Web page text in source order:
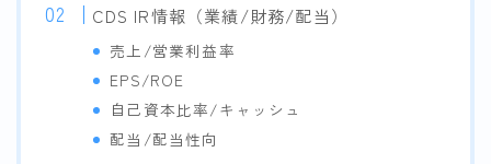
CDS IR情報（業績/財務/配当）
売上/営業利益率
EPS/ROE
自己資本比率/キャッシュ
配当/配当性向